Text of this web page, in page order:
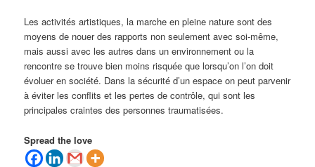
Les activités artistiques, la marche en pleine nature sont des
moyens de nouer des rapports non seulement avec soi-même,
mais aussi avec les autres dans un environnement ou la
rencontre se trouve bien moins risquée que lorsqu’on l’on doit
évoluer en société. Dans la sécurité d’un espace on peut parvenir
à éviter les conflits et les pertes de contrôle, qui sont les
principales craintes des personnes traumatisées.
Spread the love